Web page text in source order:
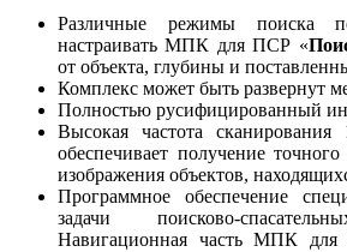
Различные режимы поиска
настраивать МПК для ПСР «
от объекта, глубины и
Комплекс может быть развернут
Полностью русифицированный
Высокая частота
обеспечивает получение
изображения объектов,
Программное обеспечение
задачи поисково-
Навигационная часть МПК